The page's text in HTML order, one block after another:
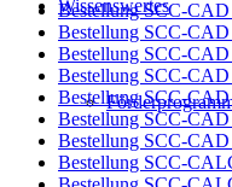
Wissenswertes
Bestellung SCC-CAD
Bestellung SCC-
Bestellung SCC-
Bestellung SCC-CAD
Bestellung SCC-
Bestellung SCC-
Bestellung SCC-
Bestellung SCC-